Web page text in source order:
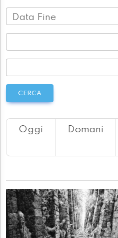
Data Fine
CERCA
Oggi Domani